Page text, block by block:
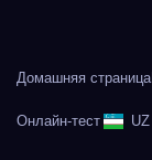
Домашняя страница
Онлайн-тест UZ